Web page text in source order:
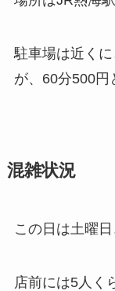
駐車場は近く
が、60分500円
混雑状況
この日は土曜
店前には5人く